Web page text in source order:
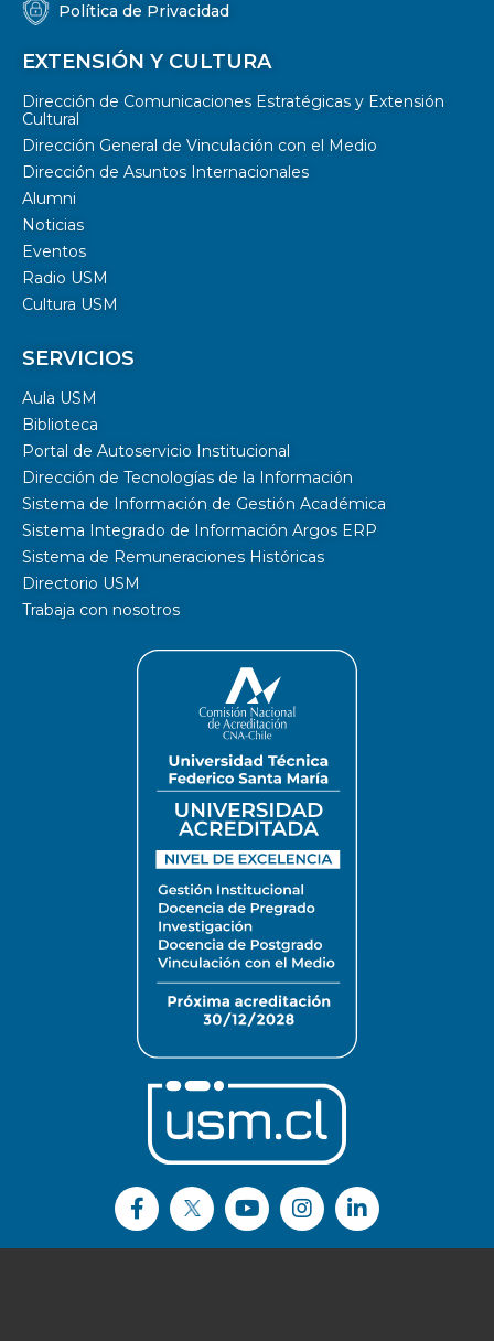
Política de Privacidad
EXTENSIÓN Y CULTURA
Dirección de Comunicaciones Estratégicas y Extensión
Cultural
Dirección General de Vinculación con el Medio
Dirección de Asuntos Internacionales
Alumni
Noticias
Eventos
Radio USM
Cultura USM
SERVICIOS
Aula USM
Biblioteca
Portal de Autoservicio Institucional
Dirección de Tecnologías de la Información
Sistema de Información de Gestión Académica
Sistema Integrado de Información Argos ERP
Sistema de Remuneraciones Históricas
Directorio USM
Trabaja con nosotros